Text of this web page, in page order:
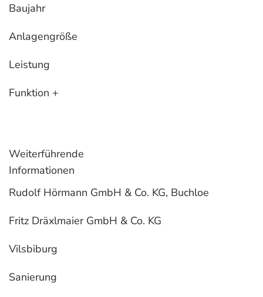
Baujahr
Anlagengröße
Leistung
Funktion +
Weiterführende
Informationen
Rudolf Hörmann GmbH & Co. KG, Buchloe
Fritz Dräxlmaier GmbH & Co. KG
Vilsbiburg
Sanierung